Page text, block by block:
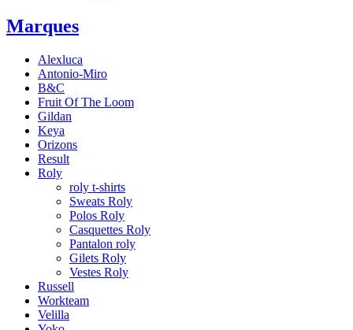
Marques
Alexluca
Antonio-Miro
B&C
Fruit Of The Loom
Gildan
Keya
Orizons
Result
Roly
roly t-shirts
Sweats Roly
Polos Roly
Casquettes Roly
Pantalon roly
Gilets Roly
Vestes Roly
Russell
Workteam
Velilla